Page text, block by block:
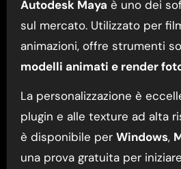
Autodesk Maya è uno dei
sul mercato. Utilizzato per
animazioni, offre strumenti
modelli animati e render
La personalizzazione è
plugin e alle texture ad alta
è disponibile per Windows,
una prova gratuita per